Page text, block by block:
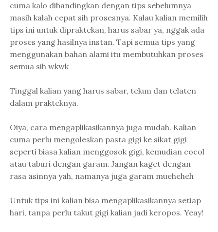
cuma kalo dibandingkan dengan tips sebelumnya
masih kalah cepat sih prosesnya. Kalau kalian memilih
tips ini untuk dipraktekan, harus sabar ya, nggak ada
proses yang hasilnya instan. Tapi semua tips yang
menggunakan bahan alami itu membutuhkan proses
semua sih wkwk
Tinggal kalian yang harus sabar, tekun dan telaten
dalam prakteknya.
Oiya, cara mengaplikasikannya juga mudah. Kalian
cuma perlu mengoleskan pasta gigi ke sikat gigi
seperti biasa kalian menggosok gigi, kemudian cocol
atau taburi dengan garam. Jangan kaget dengan
rasa asinnya yah, namanya juga garam mueheheh
Untuk tips ini kalian bisa mengaplikasikannya setiap
hari, tanpa perlu takut gigi kalian jadi keropos. Yeay!